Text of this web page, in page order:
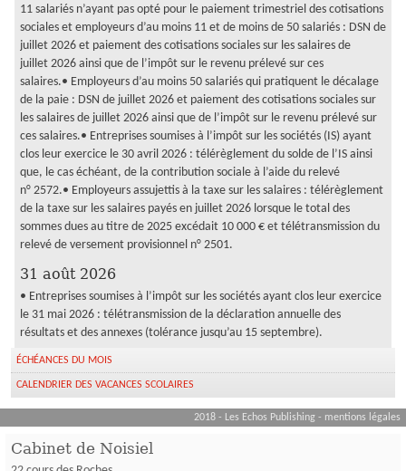
11 salariés n’ayant pas opté pour le paiement trimestriel des cotisations
sociales et employeurs d’au moins 11 et de moins de 50 salariés : DSN de
juillet 2026 et paiement des cotisations sociales sur les salaires de
juillet 2026 ainsi que de l’impôt sur le revenu prélevé sur ces
salaires.• Employeurs d’au moins 50 salariés qui pratiquent le décalage
de la paie : DSN de juillet 2026 et paiement des cotisations sociales sur
les salaires de juillet 2026 ainsi que de l’impôt sur le revenu prélevé sur
ces salaires.• Entreprises soumises à l’impôt sur les sociétés (IS) ayant
clos leur exercice le 30 avril 2026 : télérèglement du solde de l’IS ainsi
que, le cas échéant, de la contribution sociale à l’aide du relevé
n° 2572.• Employeurs assujettis à la taxe sur les salaires : télérèglement
de la taxe sur les salaires payés en juillet 2026 lorsque le total des
sommes dues au titre de 2025 excédait 10 000 € et télétransmission du
relevé de versement provisionnel n° 2501.
31 août 2026
• Entreprises soumises à l’impôt sur les sociétés ayant clos leur exercice
le 31 mai 2026 : télétransmission de la déclaration annuelle des
résultats et des annexes (tolérance jusqu’au 15 septembre).
ÉCHÉANCES DU MOIS
CALENDRIER DES VACANCES SCOLAIRES
2018 - Les Echos Publishing - mentions légales
Cabinet de Noisiel